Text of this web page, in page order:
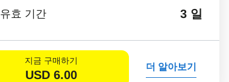
유효 기간 3 일
지금 구매하기
USD 6.00
더 알아보기